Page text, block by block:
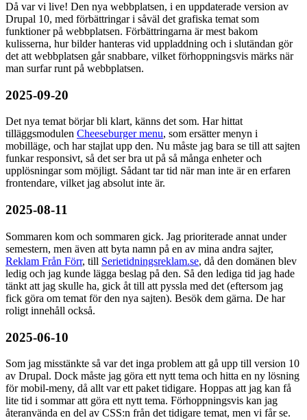
Då var vi live! Den nya webbplatsen, i en uppdaterade version av
Drupal 10, med förbättringar i såväl det grafiska temat som
funktioner på webbplatsen. Förbättringarna är mest bakom
kulisserna, hur bilder hanteras vid uppladdning och i slutändan gör
det att webbplatsen går snabbare, vilket förhoppningsvis märks när
man surfar runt på webbplatsen.
2025-09-20
Det nya temat börjar bli klart, känns det som. Har hittat
tilläggsmodulen Cheeseburger menu, som ersätter menyn i
mobilläge, och har stajlat upp den. Nu måste jag bara se till att sajten
funkar responsivt, så det ser bra ut på så många enheter och
upplösningar som möjligt. Sådant tar tid när man inte är en erfaren
frontendare, vilket jag absolut inte är.
2025-08-11
Sommaren kom och sommaren gick. Jag prioriterade annat under
semestern, men även att byta namn på en av mina andra sajter,
Reklam Från Förr, till Serietidningsreklam.se, då den domänen blev
ledig och jag kunde lägga beslag på den. Så den lediga tid jag hade
tänkt att jag skulle ha, gick åt till att pyssla med det (eftersom jag
fick göra om temat för den nya sajten). Besök dem gärna. De har
roligt innehåll också.
2025-06-10
Som jag misstänkte så var det inga problem att gå upp till version 10
av Drupal. Dock måste jag göra ett nytt tema och hitta en ny lösning
för mobil-meny, då allt var ett paket tidigare. Hoppas att jag kan få
lite tid i sommar att göra ett nytt tema. Förhoppningsvis kan jag
återanvända en del av CSS:n från det tidigare temat, men vi får se.